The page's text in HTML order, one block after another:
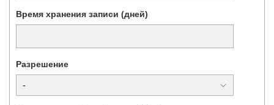
Время хранения записи (дней)
Разрешение